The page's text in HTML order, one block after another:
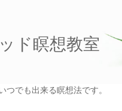
ド瞑想教室
つでも出来る瞑想法です。